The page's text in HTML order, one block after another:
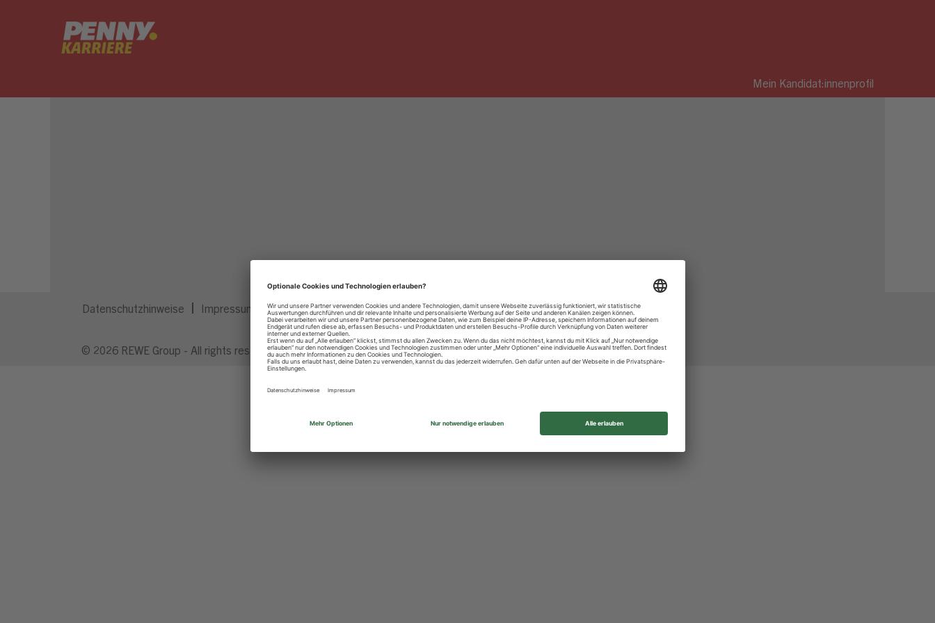
Mein Kandidat:innenprofil
Datenschutzhinweise Impressum Privatsphäre-Einstellungen
© 2026 REWE Group - All rights reserved